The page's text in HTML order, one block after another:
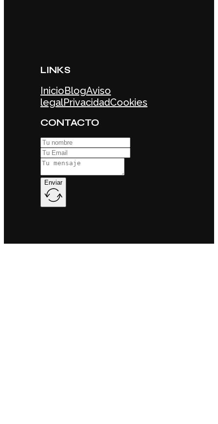
LINKS
InicioBlogAviso
legalPrivacidadCookies
CONTACTO
Enviar